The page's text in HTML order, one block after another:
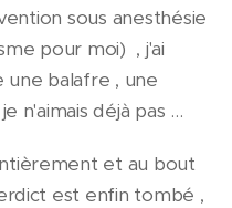
sous anesthésie
pour moi) , j'ai
balafre , une
n'aimais déjà pas ...
et au bout
est enfin tombé ,